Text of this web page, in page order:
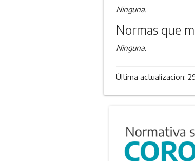
Ninguna.
Normas que
Ninguna.
Última actualizacion: